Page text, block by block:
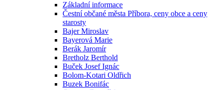
Základní informace
Čestní občané města Příbora, ceny obce a ceny
starosty
Bajer Miroslav
Bayerová Marie
Berák Jaromír
Bretholz Berthold
Buček Josef Ignác
Bolom-Kotari Oldřich
Buzek Bonifác